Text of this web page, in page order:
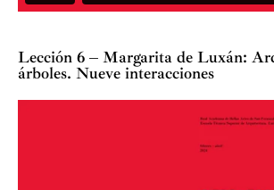
Lección 6 – Margarita de Luxán:
árboles. Nueve interacciones